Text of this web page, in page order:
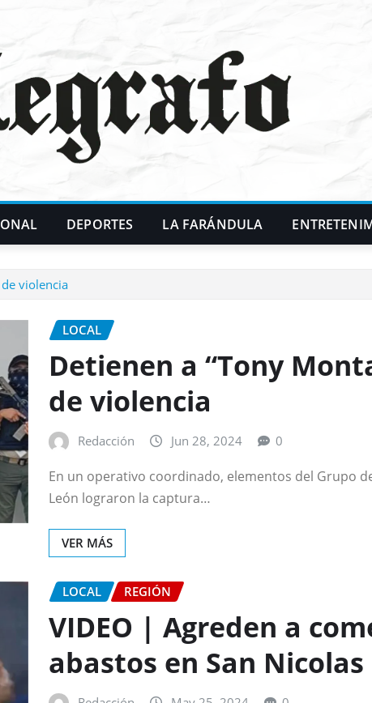
DEPORTES LA FARÁNDULA
violencia
LOCAL
Detienen a “Tony
de violencia
Redacción Jun 28, 2024 0
En un operativo coordinado, elementos del Grupo
León lograron la captura…
VER MÁS
LOCAL REGIÓN
VIDEO | Agreden a
abastos en San Nicolas